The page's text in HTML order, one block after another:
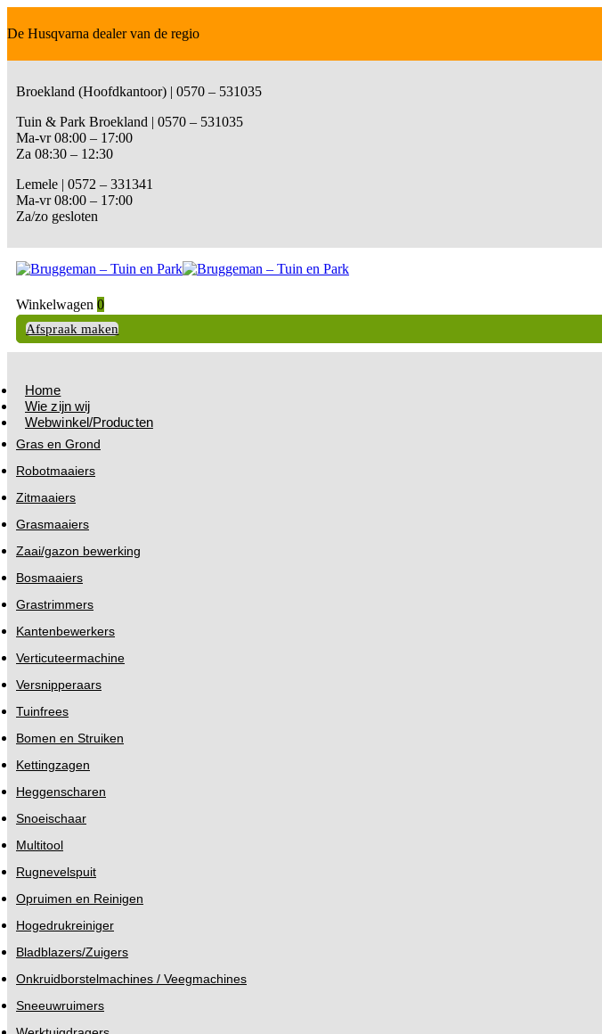
De Husqvarna dealer van de regio
Broekland (Hoofdkantoor) | 0570 – 531035
Tuin & Park Broekland | 0570 – 531035
Ma-vr 08:00 – 17:00
Za 08:30 – 12:30
Lemele | 0572 – 331341
Ma-vr 08:00 – 17:00
Za/zo gesloten
Winkelwagen 0
Afspraak maken
Home
Wie zijn wij
Webwinkel/Producten
Gras en Grond
Robotmaaiers
Zitmaaiers
Grasmaaiers
Zaai/gazon bewerking
Bosmaaiers
Grastrimmers
Kantenbewerkers
Verticuteermachine
Versnipperaars
Tuinfrees
Bomen en Struiken
Kettingzagen
Heggenscharen
Snoeischaar
Multitool
Rugnevelspuit
Opruimen en Reinigen
Hogedrukreiniger
Bladblazers/Zuigers
Onkruidborstelmachines / Veegmachines
Sneeuwruimers